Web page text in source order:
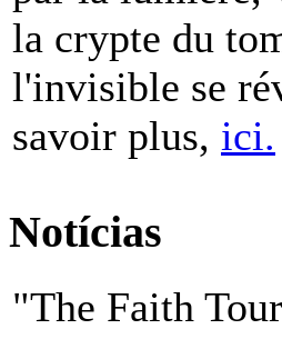
la crypte du
l'invisible se
savoir plus, ici.
Notícias
"The Faith